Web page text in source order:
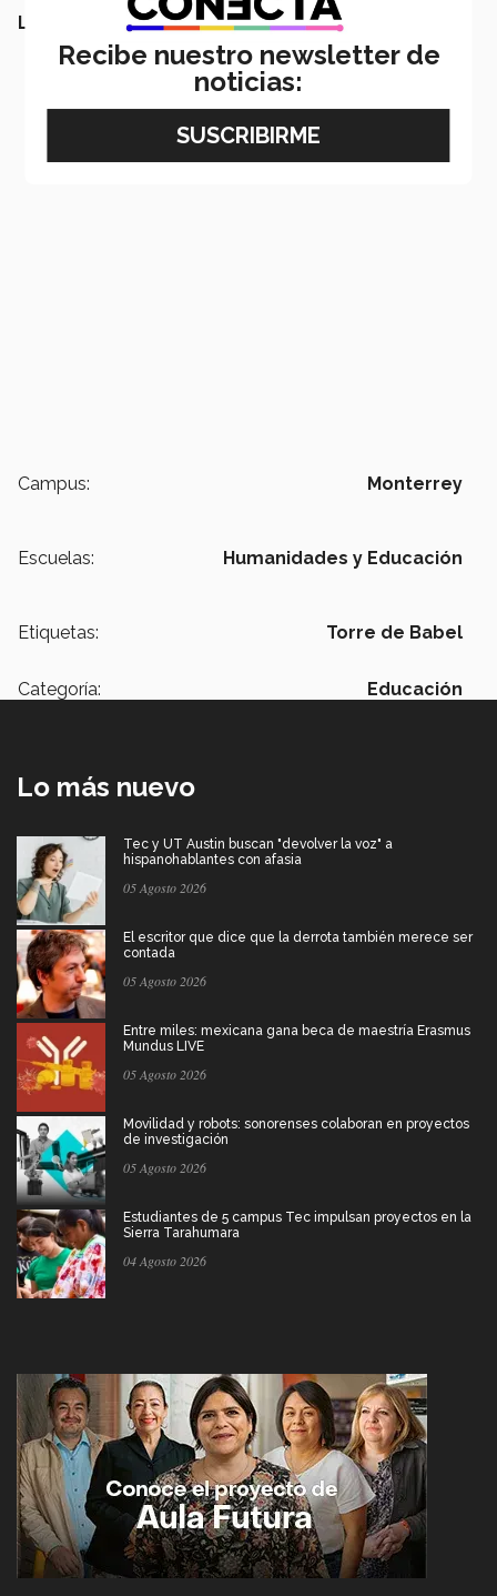
LEE MÁS:
Campus: Monterrey
Escuelas: Humanidades y Educación
Etiquetas: Torre de Babel
Categoría: Educación
Lo más nuevo
Tec y UT Austin buscan "devolver la voz" a
hispanohablantes con afasia
05 Agosto 2026
El escritor que dice que la derrota también merece ser
contada
05 Agosto 2026
Entre miles: mexicana gana beca de maestría Erasmus
Mundus LIVE
05 Agosto 2026
Movilidad y robots: sonorenses colaboran en proyectos
de investigación
05 Agosto 2026
Estudiantes de 5 campus Tec impulsan proyectos en la
Sierra Tarahumara
04 Agosto 2026
Recibe nuestro newsletter de
noticias: